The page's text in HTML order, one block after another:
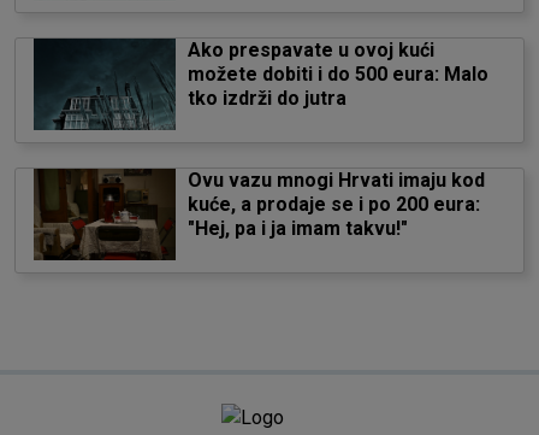
Ako prespavate u ovoj kući
možete dobiti i do 500 eura: Malo
tko izdrži do jutra
Ovu vazu mnogi Hrvati imaju kod
kuće, a prodaje se i po 200 eura:
"Hej, pa i ja imam takvu!"